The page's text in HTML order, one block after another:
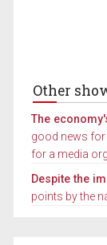
Other
The
good news for
for a media
Despite the
points by the